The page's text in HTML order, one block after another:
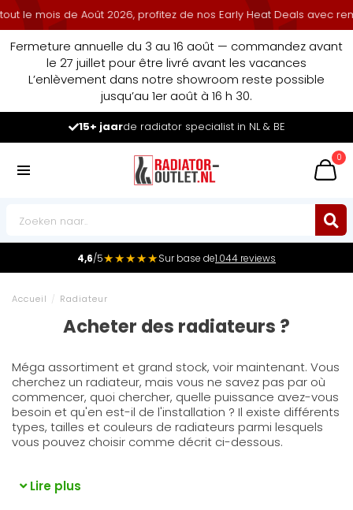
de Août 2026, profitez de nos Early Heat Deals avec remise
Fermeture annuelle du 3 au 16 août — commandez avant
le 27 juillet pour être livré avant les vacances
L’enlèvement dans notre showroom reste possible
jusqu’au 1er août à 16 h 30.
Leader du marchédes radiateurs au Benelux
0
4,6/5★★★★★Sur base de1.044 reviews
Accueil / Radiateur
Acheter des radiateurs ?
Méga assortiment et grand stock, voir maintenant. Vous
cherchez un radiateur, mais vous ne savez pas par où
commencer, quoi chercher, quelle puissance avez-vous
besoin et qu'en est-il de l'installation ? Il existe différents
types, tailles et couleurs de radiateurs parmi lesquels
vous pouvez choisir comme décrit ci-dessous.
Lire plus